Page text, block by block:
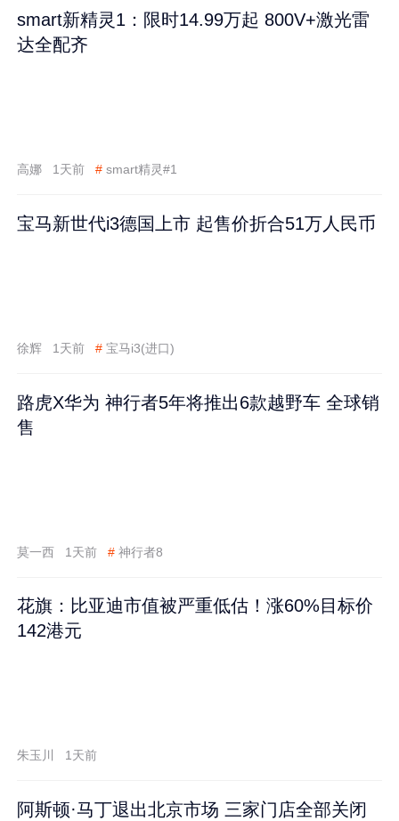
smart新精灵1：限时14.99万起 800V+激光雷
达全配齐
高娜 1天前 # smart精灵#1
宝马新世代i3德国上市 起售价折合51万人民币
徐辉 1天前 # 宝马i3(进口)
路虎X华为 神行者5年将推出6款越野车 全球销
售
莫一西 1天前 # 神行者8
花旗：比亚迪市值被严重低估！涨60%目标价
142港元
朱玉川 1天前
阿斯顿·马丁退出北京市场 三家门店全部关闭